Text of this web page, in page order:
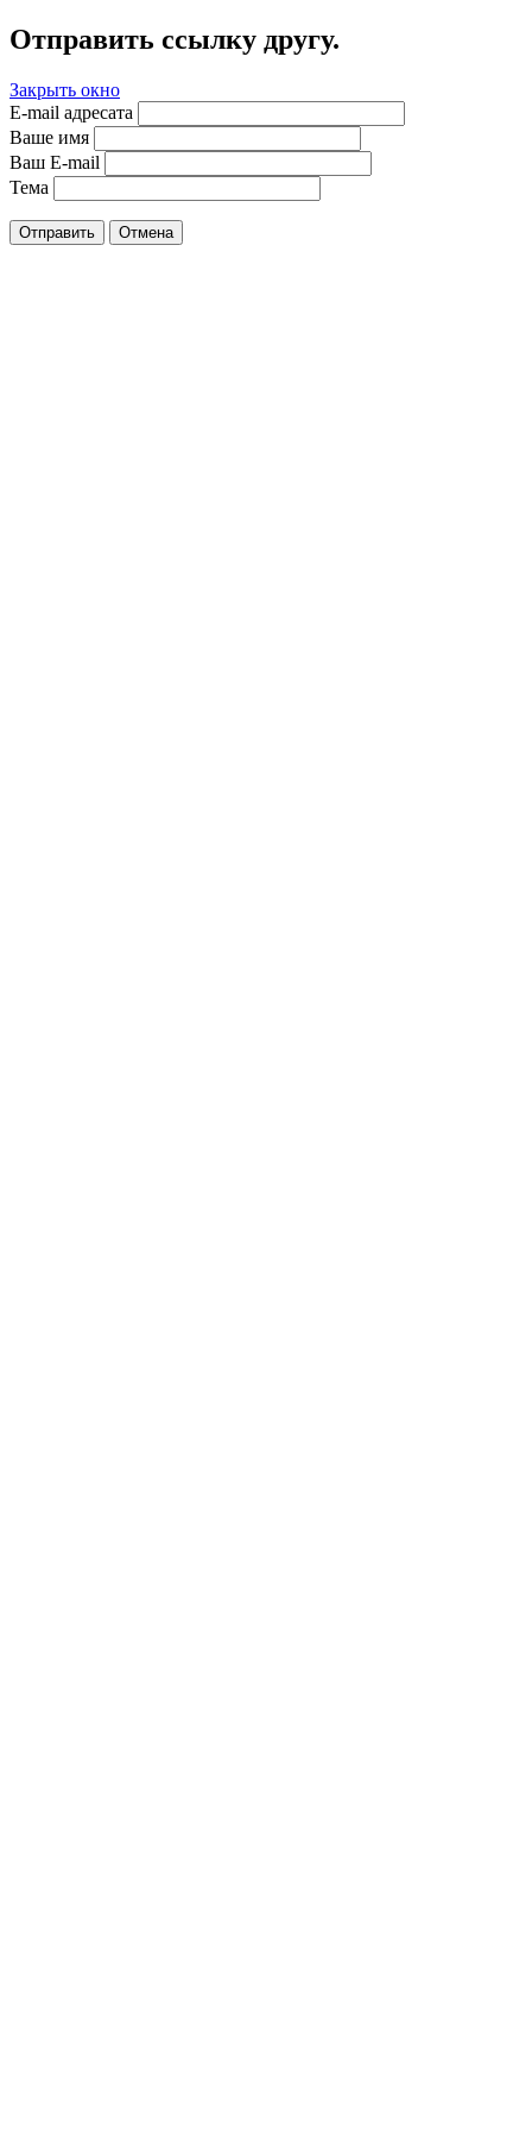
Отправить ссылку другу.
Закрыть окно
E-mail адресата
Ваше имя
Ваш E-mail
Тема
Отправить Отмена